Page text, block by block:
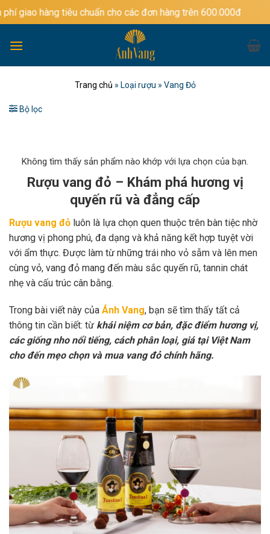
Bỏ
qua
dung
tiêu chuẩn cho các đơn hàng trên 600.000đ
Trang chủ » Loại rượu » Vang Đỏ
Bộ lọc
Không tìm thấy sản phẩm nào khớp với lựa chọn của bạn.
Rượu vang đỏ – Khám phá hương vị
quyến rũ và đẳng cấp
Rượu vang đỏ luôn là lựa chọn quen thuộc trên bàn tiệc nhờ
hương vị phong phú, đa dạng và khả năng kết hợp tuyệt vời
với ẩm thực. Được làm từ những trái nho vỏ sẫm và lên men
cùng vỏ, vang đỏ mang đến màu sắc quyến rũ, tannin chát
nhẹ và cấu trúc cân bằng.
Trong bài viết này của Ánh Vang, bạn sẽ tìm thấy tất cả
thông tin cần biết: từ khái niệm cơ bản, đặc điểm hương vị,
các giống nho nổi tiếng, cách phân loại, giá tại Việt Nam
cho đến mẹo chọn và mua vang đỏ chính hãng.